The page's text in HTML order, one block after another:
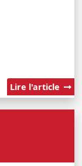
Lire l'article